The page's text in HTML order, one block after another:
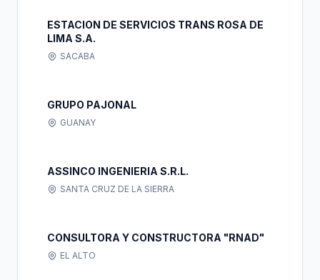
ESTACION DE SERVICIOS TRANS ROSA DE
LIMA S.A.
SACABA
GRUPO PAJONAL
GUANAY
ASSINCO INGENIERIA S.R.L.
SANTA CRUZ DE LA SIERRA
CONSULTORA Y CONSTRUCTORA "RNAD"
EL ALTO